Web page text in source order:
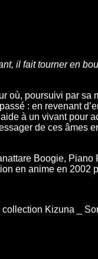
il fait tourner en
où, poursuivi par
: en revenant
à un vivant pour
de ces âmes
Boogie,
en anime en 2002
Kizuna _